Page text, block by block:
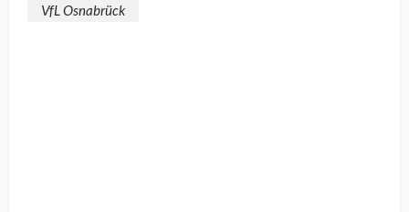
VfL Osnabrück